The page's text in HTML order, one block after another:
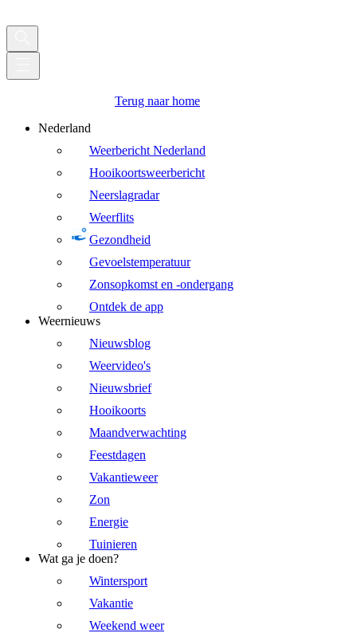
Terug naar home
Nederland
Weerbericht Nederland
Hooikoortsweerbericht
Neerslagradar
Weerflits
Gezondheid
Gevoelstemperatuur
Zonsopkomst en -ondergang
Ontdek de app
Weernieuws
Nieuwsblog
Weervideo's
Nieuwsbrief
Hooikoorts
Maandverwachting
Feestdagen
Vakantieweer
Zon
Energie
Tuinieren
Wat ga je doen?
Wintersport
Vakantie
Weekend weer